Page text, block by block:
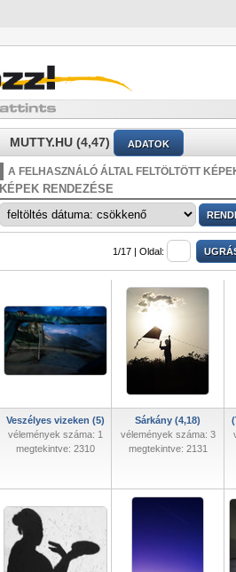
MUTTY.HU (4,47) ADATOK
A FELHASZNÁLÓ ÁLTAL FELTÖLTÖTT
KÉPEK RENDEZÉSE
1/17 | Oldal:
Veszélyes vizeken (5)
vélemények száma: 1
megtekintve: 2310
Sárkány (4,18)
vélemények száma: 3
megtekintve: 2131